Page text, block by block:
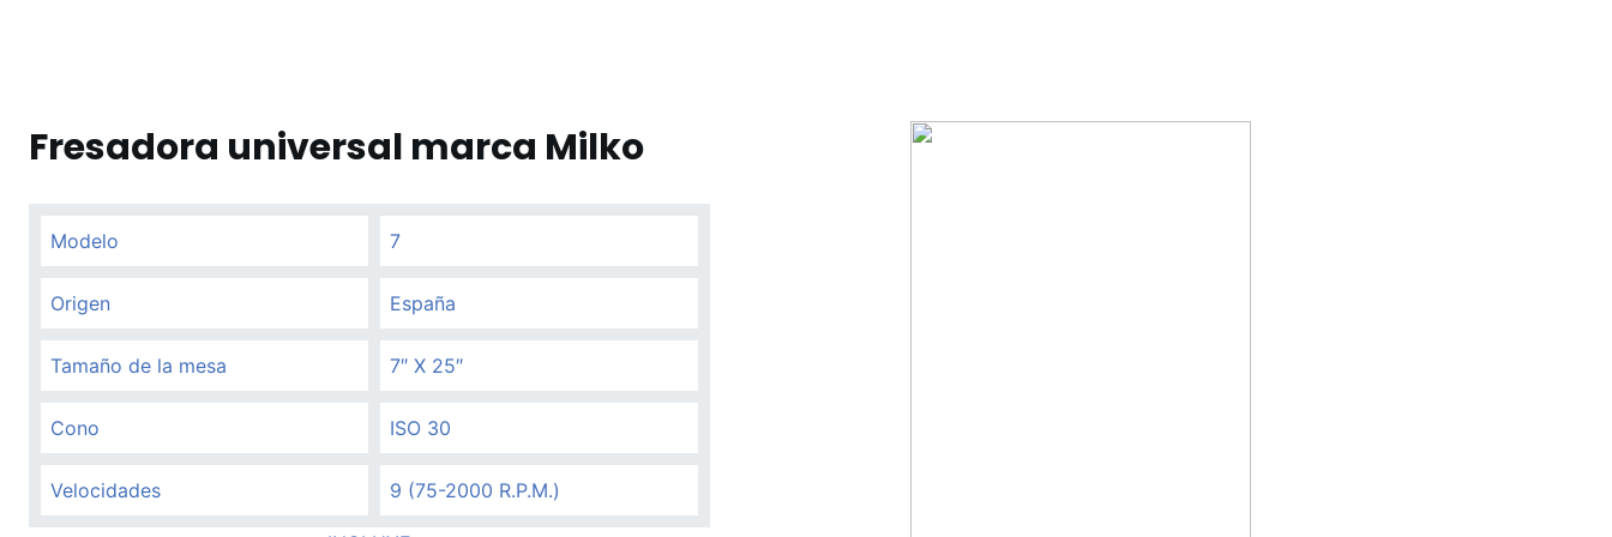
Fresadora universal marca Milko
Modelo 7
Origen España
Tamaño de la mesa 7″ X 25″
Cono ISO 30
Velocidades 9 (75-2000 R.P.M.)